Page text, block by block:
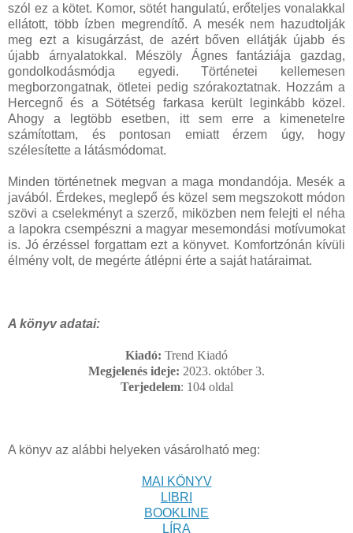
szól ez a kötet. Komor, sötét hangulatú, erőteljes vonalakkal
ellátott, több ízben megrendítő. A mesék nem hazudtolják
meg ezt a kisugárzást, de azért bőven ellátják újabb és
újabb árnyalatokkal. Mészöly Ágnes fantáziája gazdag,
gondolkodásmódja egyedi. Történetei kellemesen
megborzongatnak, ötletei pedig szórakoztatnak. Hozzám a
Hercegnő és a Sötétség farkasa került leginkább közel.
Ahogy a legtöbb esetben, itt sem erre a kimenetelre
számítottam, és pontosan emiatt érzem úgy, hogy
szélesítette a látásmódomat.
Minden történetnek megvan a maga mondandója. Mesék a
javából. Érdekes, meglepő és közel sem megszokott módon
szövi a cselekményt a szerző, miközben nem felejti el néha
a lapokra csempészni a magyar mesemondási motívumokat
is. Jó érzéssel forgattam ezt a könyvet. Komfortzónán kívüli
élmény volt, de megérte átlépni érte a saját határaimat.
A könyv adatai:
Kiadó: Trend Kiadó
Megjelenés ideje: 2023. október 3.
Terjedelem: 104 oldal
A könyv az alábbi helyeken vásárolható meg:
MAI KÖNYV
LIBRI
BOOKLINE
LÍRA